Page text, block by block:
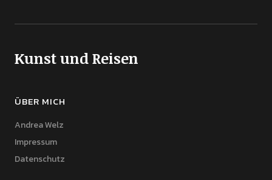
Kunst und Reisen
ÜBER MICH
Andrea Welz
Impressum
Datenschutz